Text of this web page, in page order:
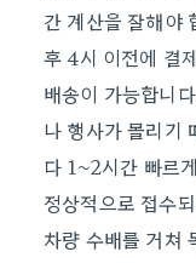
간 계산을 잘해야
후 4시 이전에 결
배송이 가능합니
나 행사가 몰리기
다 1~2시간 빠르
정상적으로 접수
차량 수배를 거쳐